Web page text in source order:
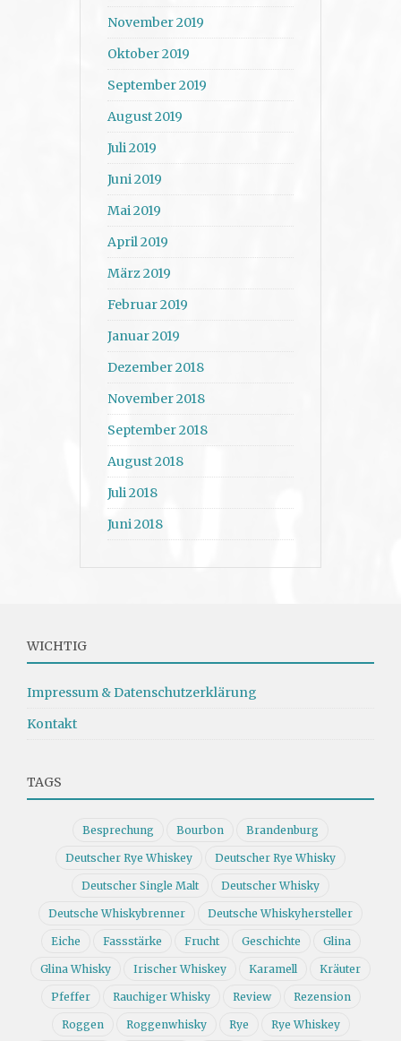
November 2019
Oktober 2019
September 2019
August 2019
Juli 2019
Juni 2019
Mai 2019
April 2019
März 2019
Februar 2019
Januar 2019
Dezember 2018
November 2018
September 2018
August 2018
Juli 2018
Juni 2018
WICHTIG
Impressum & Datenschutzerklärung
Kontakt
TAGS
Besprechung Bourbon Brandenburg
Deutscher Rye Whiskey Deutscher Rye Whisky
Deutscher Single Malt Deutscher Whisky
Deutsche Whiskybrenner Deutsche Whiskyhersteller
Eiche Fassstärke Frucht Geschichte Glina
Glina Whisky Irischer Whiskey Karamell Kräuter
Pfeffer Rauchiger Whisky Review Rezension
Roggen Roggenwhisky Rye Rye Whiskey